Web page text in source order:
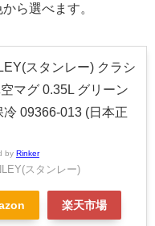
ら選べます。
スタンレー) クラシ
マグ 0.35L グリーン
冷 09366-013 (日本正
by Rinker
スタンレー)
楽天市場